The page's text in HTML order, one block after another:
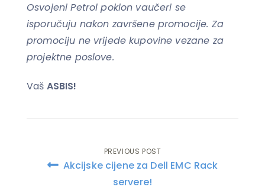
Osvojeni Petrol poklon vaučeri se
isporučuju nakon završene promocije. Za
promociju ne vrijede kupovine vezane za
projektne poslove.
Vaš ASBIS!
Post
PREVIOUS POST
Akcijske cijene za Dell EMC Rack
servere!